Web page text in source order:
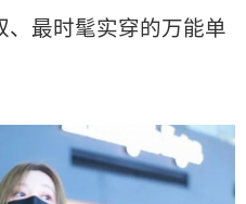
、最时髦实穿的万能单